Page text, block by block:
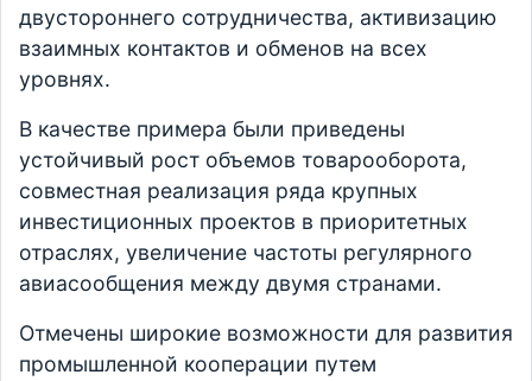
двустороннего сотрудничества, активизацию
взаимных контактов и обменов на всех
уровнях.
В качестве примера были приведены
устойчивый рост объемов товарооборота,
совместная реализация ряда крупных
инвестиционных проектов в приоритетных
отраслях, увеличение частоты регулярного
авиасообщения между двумя странами.
Отмечены широкие возможности для развития
промышленной кооперации путем